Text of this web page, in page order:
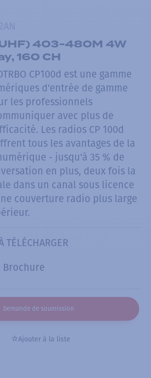
403-480M 4W
160 CH
CP100d est une gamme
d'entrée de gamme
les professionnels
avec plus de
Les radios CP 100d
tous les avantages de la
- jusqu'à 35 % de
en plus, deux fois la
dans un canal sous licence
couverture radio plus large
TÉLÉCHARGER
Brochure
Demande de soumission
Ajouter à la liste